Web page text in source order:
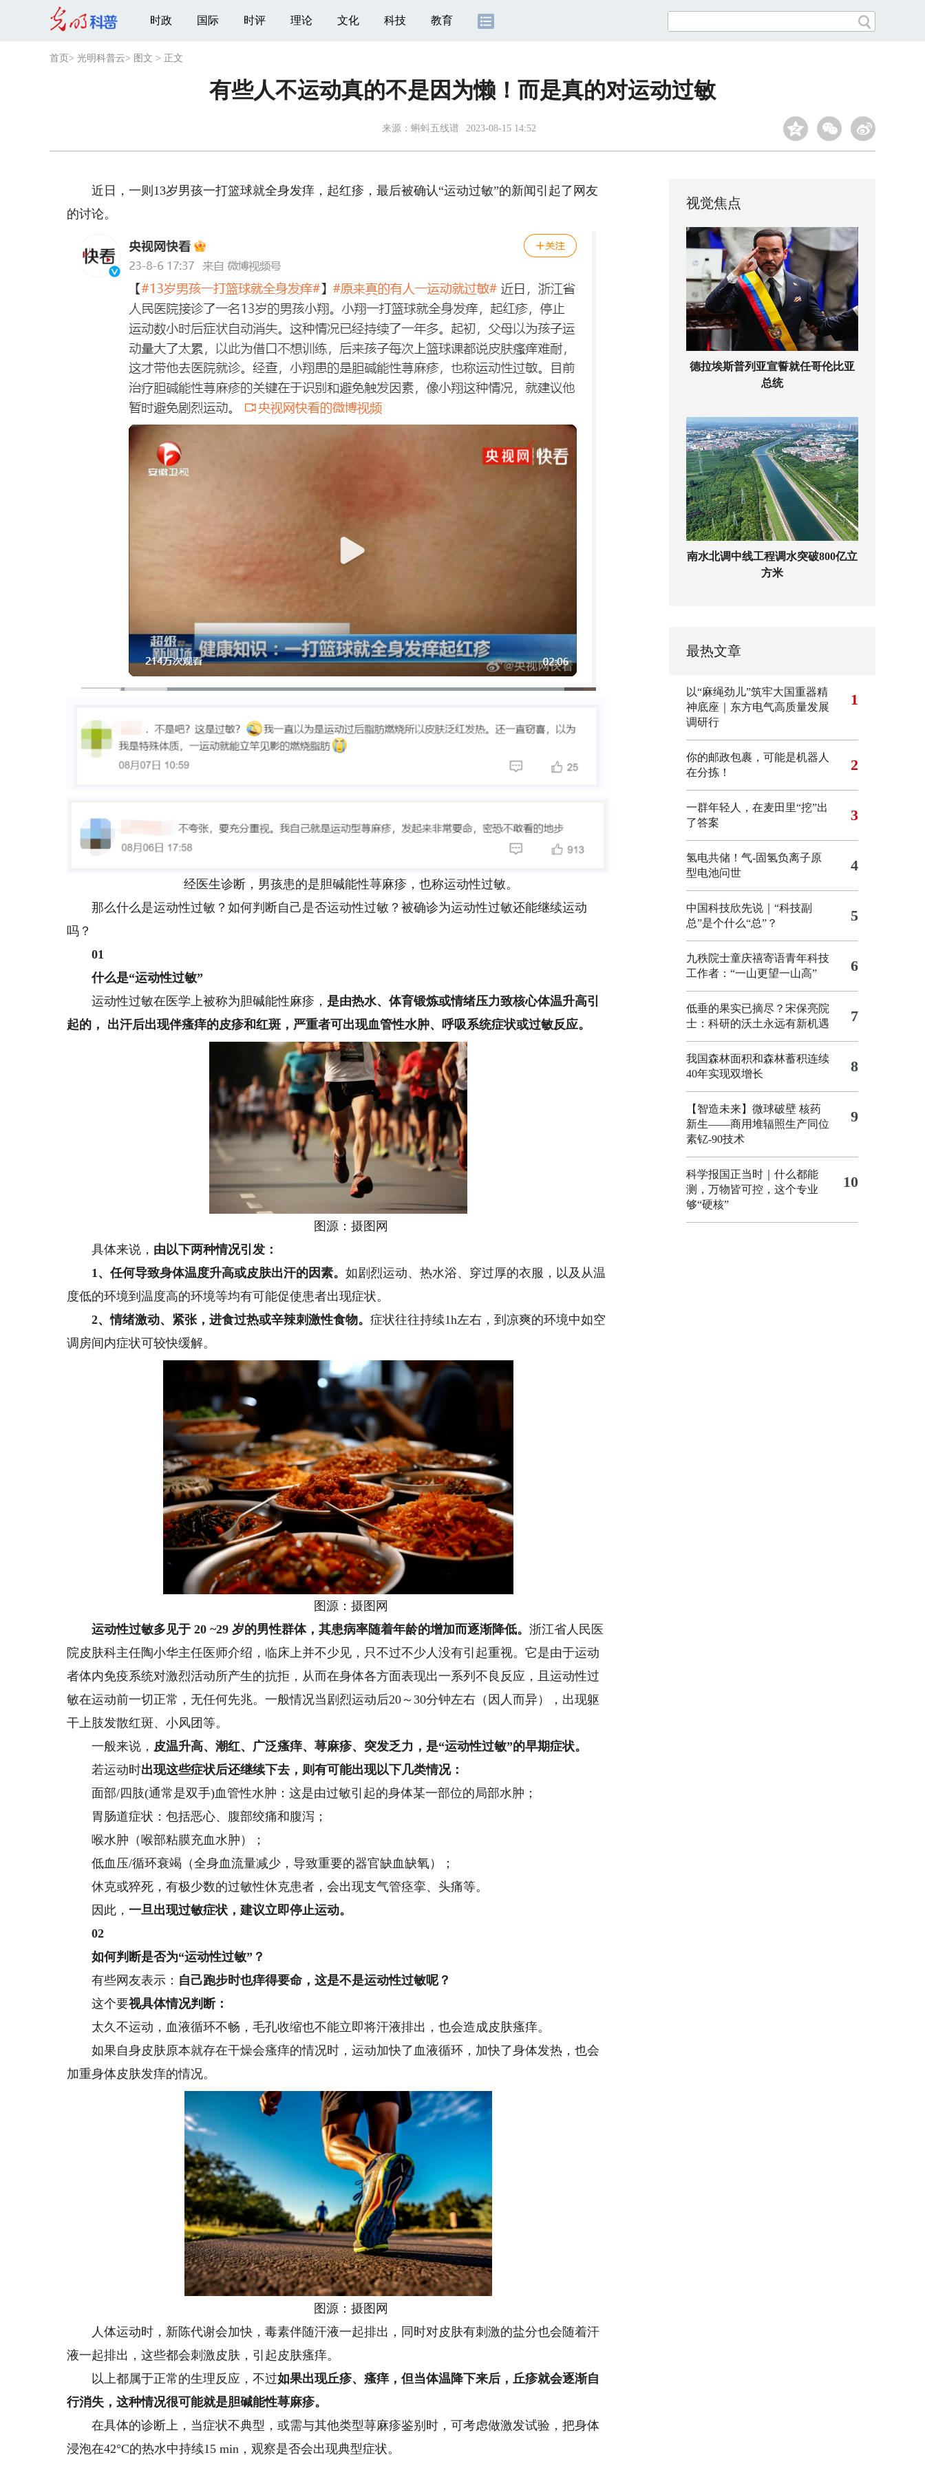
时政 国际 时评 理论 文化 科技 教育
首页 > 光明科普云> 图文 > 正文
有些人不运动真的不是因为懒！而是真的对运动过敏
来源：蝌蚪五线谱 2023-08-15 14:52
近日，一则13岁男孩一打篮球就全身发痒，起红疹，最后被确认“运动过敏”的新闻引起了网友
的讨论。
经医生诊断，男孩患的是胆碱能性荨麻疹，也称运动性过敏。
那么什么是运动性过敏？如何判断自己是否运动性过敏？被确诊为运动性过敏还能继续运动
吗？
01
什么是“运动性过敏”
运动性过敏在医学上被称为胆碱能性麻疹， 是由热水、体育锻炼或情绪压力致核心体温升高引
起的，
出汗后出现伴瘙痒的皮疹和红斑，严重者可出现血管性水肿、呼吸系统症状或过敏反应。
图源：摄图网
具体来说， 由以下两种情况引发：
1、任何导致身体温度升高或皮肤出汗的因素。如剧烈运动、热水浴、穿过厚的衣服，以及从温
度低的环境到温度高的环境等均有可能促使患者出现症状。
2、情绪激动、紧张，进食过热或辛辣刺激性食物。症状往往持续1h左右，到凉爽的环境中如空
调房间内症状可较快缓解。
图源：摄图网
运动性过敏多见于 20 ~29 岁的男性群体，其患病率随着年龄的增加而逐渐降低。浙江省人民医
院皮肤科主任陶小华主任医师介绍，临床上并不少见，只不过不少人没有引起重视。它是由于运动
者体内免疫系统对激烈活动所产生的抗拒，从而在身体各方面表现出一系列不良反应，且运动性过
敏在运动前一切正常，无任何先兆。一般情况当剧烈运动后20～30分钟左右（因人而异），出现躯
干上肢发散红斑、小风团等。
一般来说， 皮温升高、潮红、广泛瘙痒、荨麻疹、突发乏力，是“运动性过敏”的早期症状。
若运动时出现这些症状后还继续下去，则有可能出现以下几类情况：
面部/四肢(通常是双手)血管性水肿：这是由过敏引起的身体某一部位的局部水肿；
胃肠道症状：包括恶心、腹部绞痛和腹泻；
喉水肿（喉部粘膜充血水肿）；
低血压/循环衰竭（全身血流量减少，导致重要的器官缺血缺氧）；
休克或猝死，有极少数的过敏性休克患者，会出现支气管痉挛、头痛等。
因此，一旦出现过敏症状，建议立即停止运动。
02
如何判断是否为“运动性过敏”？
有些网友表示： 自己跑步时也痒得要命，这是不是运动性过敏呢？
这个要视具体情况判断：
太久不运动，血液循环不畅，毛孔收缩也不能立即将汗液排出，也会造成皮肤瘙痒。
如果自身皮肤原本就存在干燥会瘙痒的情况时，运动加快了血液循环，加快了身体发热，也会
加重身体皮肤发痒的情况。
图源：摄图网
人体运动时，新陈代谢会加快，毒素伴随汗液一起排出，同时对皮肤有刺激的盐分也会随着汗
液一起排出，这些都会刺激皮肤，引起皮肤瘙痒。
以上都属于正常的生理反应，不过如果出现丘疹、瘙痒，但当体温降下来后，丘疹就会逐渐自
行消失，这种情况很可能就是胆碱能性荨麻疹。
在具体的诊断上，当症状不典型，或需与其他类型荨麻疹鉴别时，可考虑做激发试验，把身体
浸泡在42°C的热水中持续15 min，观察是否会出现典型症状。
视觉焦点
德拉埃斯普列亚宣誓就任哥伦比亚
总统
南水北调中线工程调水突破800亿立
方米
最热文章
以“麻绳劲儿”筑牢大国重器精
神底座｜东方电气高质量发展
调研行
1
你的邮政包裹，可能是机器人
在分拣！
2
一群年轻人，在麦田里“挖”出
了答案
3
氢电共储！气-固氢负离子原
型电池问世
4
中国科技欣先说｜“科技副
总”是个什么“总”？
5
九秩院士童庆禧寄语青年科技
工作者：“一山更望一山高”
6
低垂的果实已摘尽？宋保亮院
士：科研的沃土永远有新机遇
7
我国森林面积和森林蓄积连续
40年实现双增长
8
【智造未来】微球破壁 核药
新生——商用堆辐照生产同位
素钇-90技术
9
科学报国正当时｜什么都能
测，万物皆可控，这个专业
够“硬核”
10